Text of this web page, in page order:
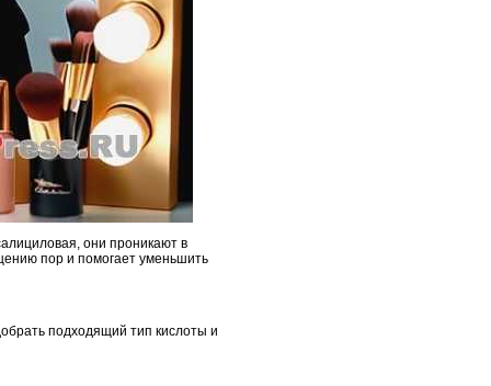
они проникают в
пор и помогает уменьшить
подходящий тип кислоты и